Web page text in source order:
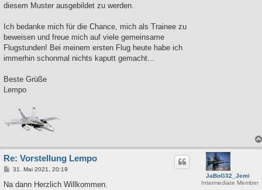
diesem Muster ausgebildet zu werden.
Ich bedanke mich für die Chance, mich als Trainee zu
beweisen und freue mich auf viele gemeinsame
Flugstunden! Bei meinem ersten Flug heute habe ich
immerhin schonmal nichts kaputt gemacht...
Beste Grüße
Lempo
JaBoG32_Jemi
Intermediate Member
Re: Vorstellung Lempo
B
i
31. Mai 2021, 20:19
Na dann Herzlich Willkommen.